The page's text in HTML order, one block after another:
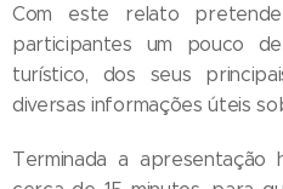
Com este relato
participantes um pouco
turístico, dos seus
diversas informações úteis
Terminada a apresentação